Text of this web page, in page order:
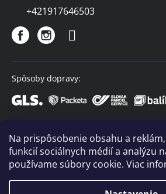
Na prispôsobenie obsahu a
funkcií sociálnych médií a analýzu
používame súbory cookie. Viac
+421917646503
Spôsoby dopravy:
Spôsoby platby: